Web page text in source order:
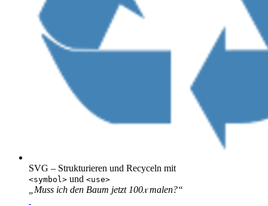
SVG – Strukturieren und Recyceln mit
<symbol> und <use>
„Muss ich den Baum jetzt 100𝑥 malen?“